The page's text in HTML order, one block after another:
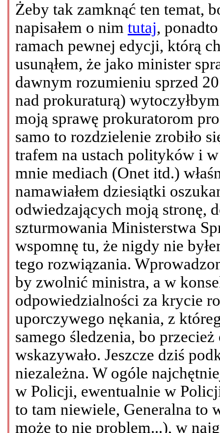
Żeby tak zamknąć ten temat,
napisałem o nim tutaj,
ramach pewnej edycji, którą
usunąłem, że jako minister
dawnym rozumieniu sprzed
nad prokuraturą)
moją sprawę prokuratorom
samo to rozdzielenie zrobiło
trafem na ustach polityków i
mnie mediach (Onet itd.)
namawiałem dziesiątki
odwiedzających moją stronę,
szturmowania Ministerstwa
wspomnę tu, że nigdy nie
tego rozwiązania.
by zwolnić ministra, a w
odpowiedzialności za krycie
uporczywego nękania, z
samego śledzenia, bo
wskazywało. Jeszcze dziś
niezależna. W ogóle
w Policji, ewentualnie w
to tam niewiele, Generalna to
może to nie problem...), w